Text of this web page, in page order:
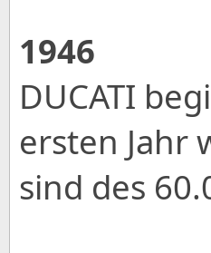
1946
DUCATI
ersten Jahr
sind des